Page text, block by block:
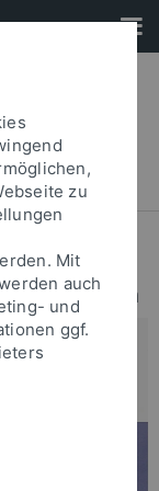
zu
Mit
auch
und
ggf.